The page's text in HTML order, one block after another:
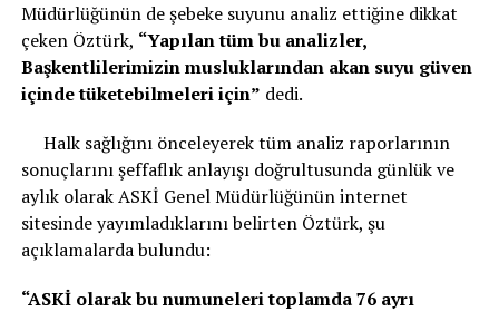
Müdürlüğünün de şebeke suyunu analiz ettiğine dikkat
çeken Öztürk, “Yapılan tüm bu analizler,
Başkentlilerimizin musluklarından akan suyu güven
içinde tüketebilmeleri için” dedi.
Halk sağlığını önceleyerek tüm analiz raporlarının
sonuçlarını şeffaflık anlayışı doğrultusunda günlük ve
aylık olarak ASKİ Genel Müdürlüğünün internet
sitesinde yayımladıklarını belirten Öztürk, şu
açıklamalarda bulundu:
“ASKİ olarak bu numuneleri toplamda 76 ayrı